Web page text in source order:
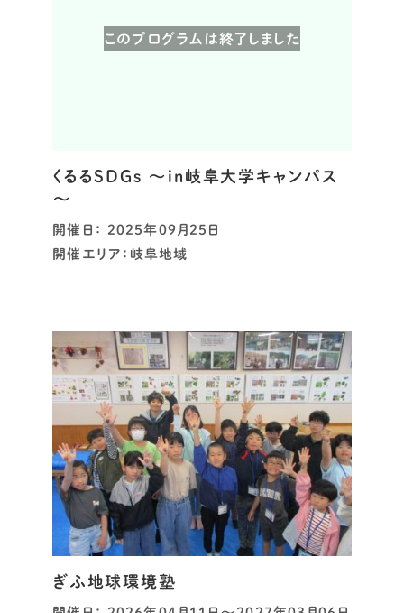
このプログラムは終了しました
くるるSDGs ～in岐阜大学キャンパス
～
開催日： 2025年09月25日
開催エリア：岐阜地域
ぎふ地球環境塾